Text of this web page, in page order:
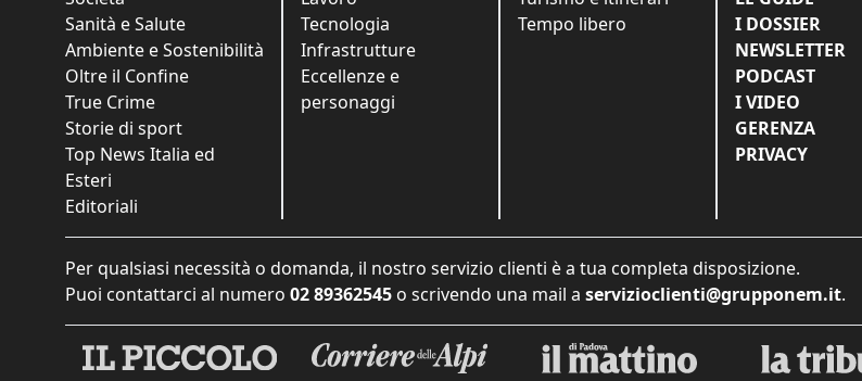
Sanità e Salute
Ambiente e Sostenibilità
Oltre il Confine
True Crime
Storie di sport
Top News Italia ed
Esteri
Editoriali
Tecnologia
Infrastrutture
Eccellenze e
personaggi
Tempo libero
I DOSSIER
NEWSLETTER
PODCAST
I VIDEO
GERENZA
PRIVACY
Per qualsiasi necessità o domanda, il nostro servizio clienti è a tua completa disposizione.
Puoi contattarci al numero 02 89362545 o scrivendo una mail a servizioclienti@grupponem.it.